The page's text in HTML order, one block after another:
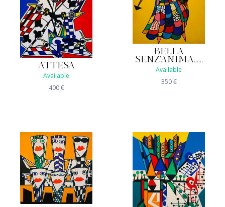
ATTESA
Available
400€
BELLA
SENZ'ANIMA......
Available
350€